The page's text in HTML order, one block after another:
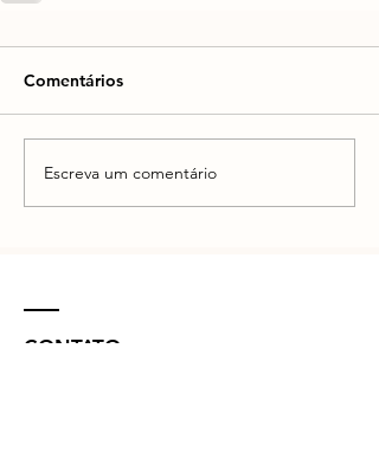
Comentários
Escreva um comentário
CONTATO